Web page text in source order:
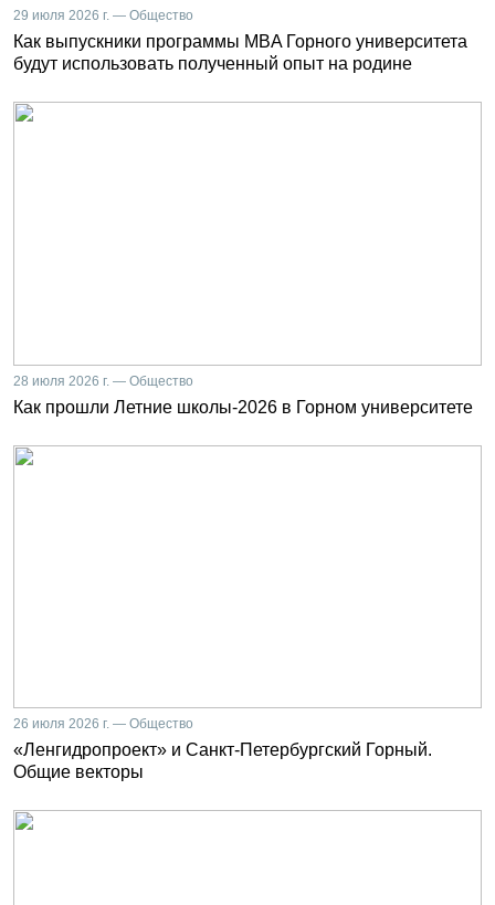
29 июля 2026 г. — Общество
Как выпускники программы MBA Горного университета
будут использовать полученный опыт на родине
28 июля 2026 г. — Общество
Как прошли Летние школы-2026 в Горном университете
26 июля 2026 г. — Общество
«Ленгидропроект» и Санкт-Петербургский Горный.
Общие векторы